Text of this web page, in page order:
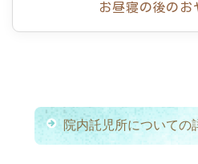
お昼寝の後のお
院内託児所についての